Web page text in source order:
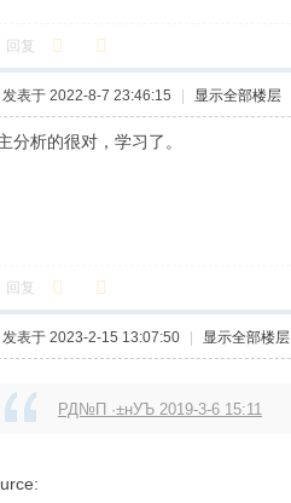
回复
发表于 2022-8-7 23:46:15 显示全部楼层
分析的很对，学习了。
回复
发表于 2023-2-15 13:07:50 显示全部楼层
РД№П ·±нУЪ 2019-3-6 15:11